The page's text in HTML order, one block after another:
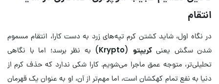
انتقام
در نگاه اول، شاید کشتن کرم تپه‌های زرد به دست کارا، انتقام مسموم
شدن سگش یعنیکریپتو (
Krypto) به نظر برسد؛ اما با نگاهی
تحلیلی‌تر، متوجه عمق ماجرا می‌شویم. کارا شکی ندارد که حذف کرم از
دنیا به نفع تمام کهکشان است، اما مهم‌تر از آن، او به عنوان یک قهرمان